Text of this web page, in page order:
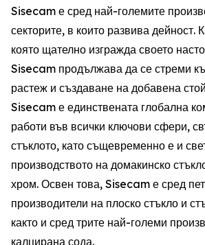
Sisecam е сред най-големите
секторите, в които развива дейност.
която щателно изгражда своето
Sisecam продължава да се стреми
растеж и създаване на добавена
Sisecam е единствената глобална
работи във всички ключови сфери,
стъклото, като същевременно е и
производството на домакинско
хром. Освен това, Sisecam е сред
производители на плоско стъкло и
както и сред трите най-големи
калцирана сода.